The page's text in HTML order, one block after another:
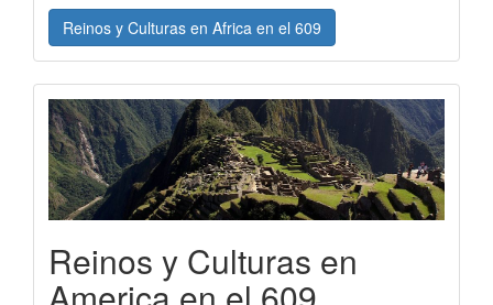
Reinos y Culturas en Africa en el 609
Reinos y Culturas en